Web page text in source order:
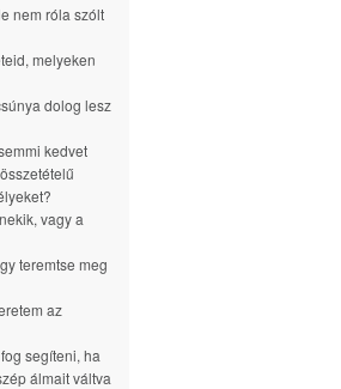
nem róla szólt
melyeken
dolog lesz
kedvet
vagy a
teremtse meg
az
segíteni, ha
álmait váltva